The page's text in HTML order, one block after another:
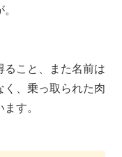
こと、また名前は
、乗っ取られた肉
す。